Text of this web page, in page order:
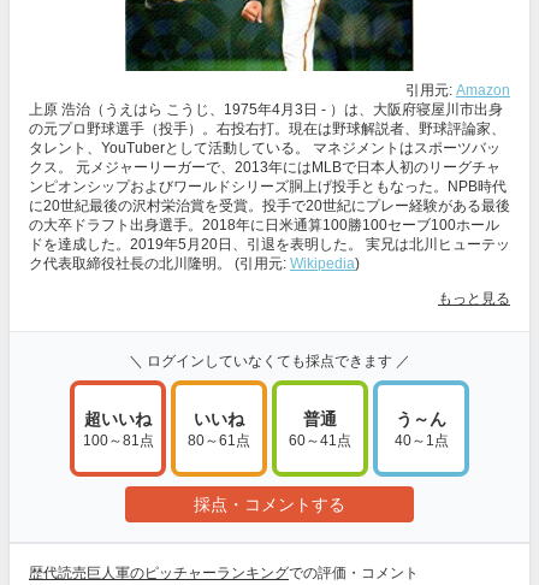
引用元: Amazon
上原 浩治（うえはら こうじ、1975年4月3日 - ）は、大阪府寝屋川市出身
の元プロ野球選手（投手）。右投右打。現在は野球解説者、野球評論家、
タレント、YouTuberとして活動している。 マネジメントはスポーツバッ
クス。 元メジャーリーガーで、2013年にはMLBで日本人初のリーグチャ
ンピオンシップおよびワールドシリーズ胴上げ投手ともなった。NPB時代
に20世紀最後の沢村栄治賞を受賞。投手で20世紀にプレー経験がある最後
の大卒ドラフト出身選手。2018年に日米通算100勝100セーブ100ホール
ドを達成した。2019年5月20日、引退を表明した。 実兄は北川ヒューテッ
ク代表取締役社長の北川隆明。 (引用元: Wikipedia)
もっと見る
＼ ログインしていなくても採点できます ／
超いいね
100～81点
いいね
80～61点
普通
60～41点
う～ん
40～1点
採点・コメントする
歴代読売巨人軍のピッチャーランキングでの評価・コメント